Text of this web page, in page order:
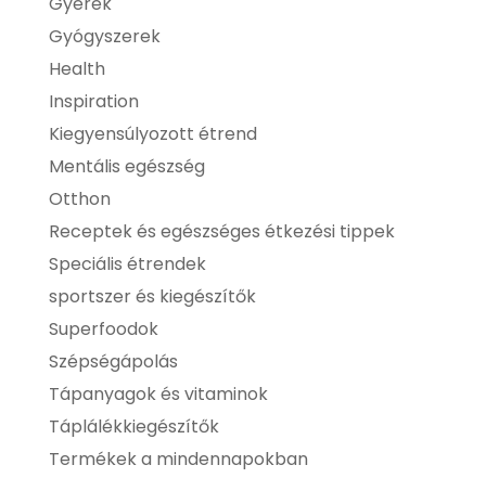
Gyógyszerek
Health
Inspiration
Kiegyensúlyozott étrend
Mentális egészség
Otthon
Receptek és egészséges étkezési tippek
Speciális étrendek
sportszer és kiegészítők
Superfoodok
Szépségápolás
Tápanyagok és vitaminok
Táplálékkiegészítők
Termékek a mindennapokban